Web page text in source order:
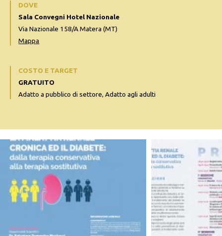
DOVE
Sala Convegni Hotel Nazionale
Via Nazionale 158/A Matera (MT)
Mappa
COSTO E TARGET
GRATUITO
Adatto a pubblico di settore, Adatto agli adulti